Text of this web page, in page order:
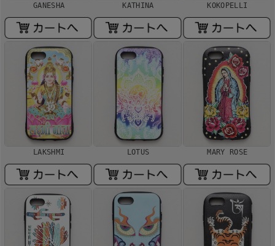
GANESHA KATHINA KOKOPELLI
LAKSHMI LOTUS MARY ROSE